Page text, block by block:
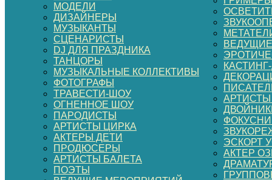
МОДЕЛИ
ДИЗАЙНЕРЫ
МУЗЫКАНТЫ
СЦЕНАРИСТЫ
DJ ДЛЯ ПРАЗДНИКА
ТАНЦОРЫ
МУЗЫКАЛЬНЫЕ КОЛЛЕКТИВЫ
ФОТОГРАФЫ
ТРАВЕСТИ-ШОУ
ОГНЕННОЕ ШОУ
ПАРОДИСТЫ
АРТИСТЫ ЦИРКА
АКТЕРЫ ДЕТИ
ПРОДЮСЕРЫ
АРТИСТЫ БАЛЕТА
ПОЭТЫ
ЭСКОРТ
АКТЕР